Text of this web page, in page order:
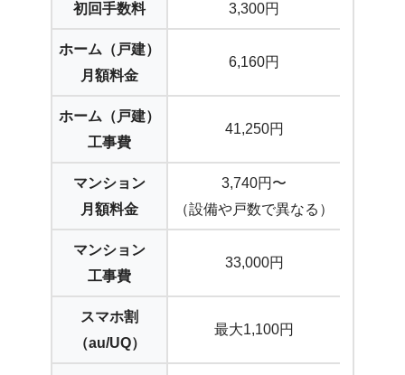
初回手数料 3,300円
ホーム（戸建）
月額料金
6,160円
ホーム（戸建）
工事費
41,250円
マンション
月額料金
3,740円〜
（設備や戸数で異なる）
マンション
工事費
33,000円
スマホ割
（au/UQ）
最大1,100円